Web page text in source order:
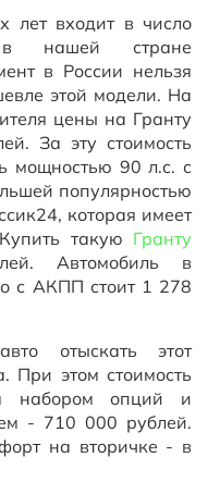
лет входит в число
в нашей стране
в России нельзя
этой модели. На
цены на Гранту
За эту стоимость
мощностью 90 л.с. с
популярностью
которая имеет
такую Гранту
Автомобиль в
с АКПП стоит 1 278
отыскать этот
При этом стоимость
набором опций и
- 710 000 рублей.
на вторичке - в